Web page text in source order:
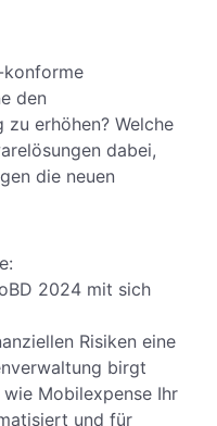
konforme
den
erhöhen? Welche
dabei,
die neuen
2024 mit sich
Risiken eine
birgt
Mobilexpense Ihr
und für